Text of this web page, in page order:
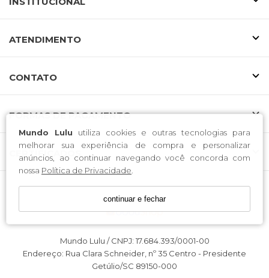
Mundo Lulu utiliza cookies e outras tecnologias para
melhorar sua experiência de compra e personalizar
anúncios, ao continuar navegando você concorda com
nossa Política de Privacidade.
continuar e fechar
ATENDIMENTO
CONTATO
FORMAS DE PAGAMENTO
CERTIFICADOS
Mundo Lulu / CNPJ: 17.684.393/0001-00
Endereço: Rua Clara Schneider, nº 35 Centro - Presidente
Getúlio/SC 89150-000